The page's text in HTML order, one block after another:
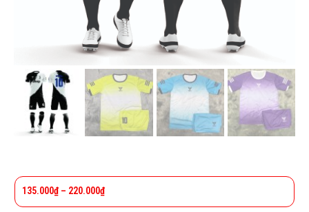
135.000₫ – 220.000₫